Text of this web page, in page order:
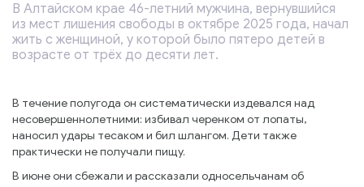
В Алтайском крае 46-летний мужчина, вернувшийся
из мест лишения свободы в октябре 2025 года, начал
жить с женщиной, у которой было пятеро детей в
возрасте от трёх до десяти лет.
В течение полугода он систематически издевался над
несовершеннолетними: избивал черенком от лопаты,
наносил удары тесаком и бил шлангом. Дети также
практически не получали пищу.
В июне они сбежали и рассказали односельчанам об